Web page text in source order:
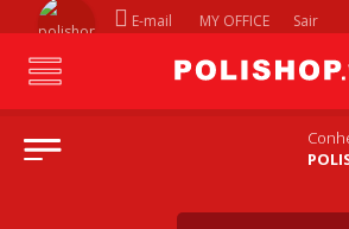
E-mail MY OFFICE Sair